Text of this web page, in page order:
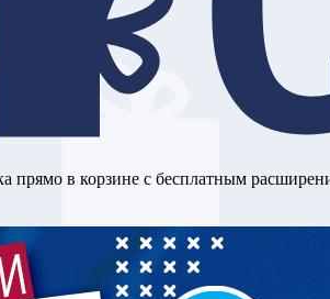
прямо в корзине с бесплатным